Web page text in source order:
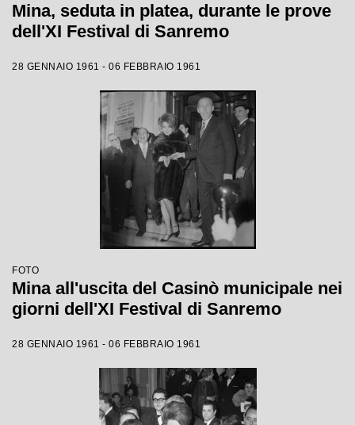
Mina, seduta in platea, durante le prove
dell'XI Festival di Sanremo
28 GENNAIO 1961 - 06 FEBBRAIO 1961
FOTO
Mina all'uscita del Casinò municipale nei
giorni dell'XI Festival di Sanremo
28 GENNAIO 1961 - 06 FEBBRAIO 1961